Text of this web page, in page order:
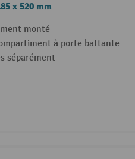
x 520 mm
monté
à porte battante
séparément